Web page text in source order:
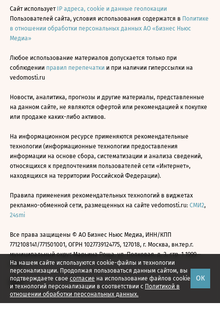
На нашем сайте используются cookie-файлы и технологии
персонализации. Продолжая пользоваться данным сайтом, вы
подтверждаете свое согласие на использование файлов cookie
и технологий персонализации в соответствии с Политикой в
отношении обработки персональных данных.
ОК
Сайт использует IP адреса, cookie и данные геолокации
Пользователей сайта, условия использования содержатся в Политике
в отношении обработки персональных данных АО «Бизнес Ньюс
Медиа»
Любое использование материалов допускается только при
соблюдении правил перепечатки и при наличии гиперссылки на
vedomosti.ru
Новости, аналитика, прогнозы и другие материалы, представленные
на данном сайте, не являются офертой или рекомендацией к покупке
или продаже каких-либо активов.
На информационном ресурсе применяются рекомендательные
технологии (информационные технологии предоставления
информации на основе сбора, систематизации и анализа сведений,
относящихся к предпочтениям пользователей сети «Интернет»,
находящихся на территории Российской Федерации).
Правила применения рекомендательных технологий в виджетах
рекламно-обменной сети, размещенных на сайте vedomosti.ru: СМИ2,
24smi
Все права защищены © АО Бизнес Ньюс Медиа, ИНН/КПП
7712108141/771501001, ОГРН 1027739124775, 127018, г. Москва, вн.тер.г.
муниципальный округ Марьина Роща, ул. Полковая, д. 3, стр. 1 1999—
2026